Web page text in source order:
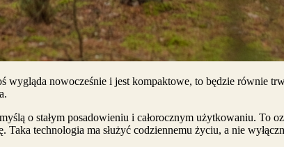
nowocześnie i jest kompaktowe, to będzie równie
o stałym posadowieniu i całorocznym użytkowaniu. To
Taka technologia ma służyć codziennemu życiu, a nie